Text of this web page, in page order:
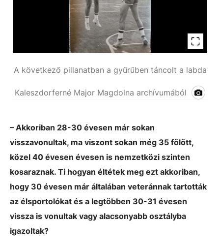
A következő pillanatban a gyűrűben táncolt a labda
Kaleszdorferné Major Magdolna archívumából
– Akkoriban 28-30 évesen már sokan
visszavonultak, ma viszont sokan még 35 fölött,
közel 40 évesen évesen is nemzetközi szinten
kosaraznak. Ti hogyan éltétek meg ezt akkoriban,
hogy 30 évesen már általában veteránnak tartották
az élsportolókat és a legtöbben 30-31 évesen
vissza is vonultak vagy alacsonyabb osztályba
igazoltak?